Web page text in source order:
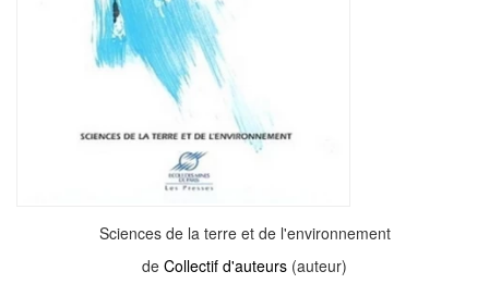
Sciences de la terre et de l'environnement
de Collectif d'auteurs (auteur)